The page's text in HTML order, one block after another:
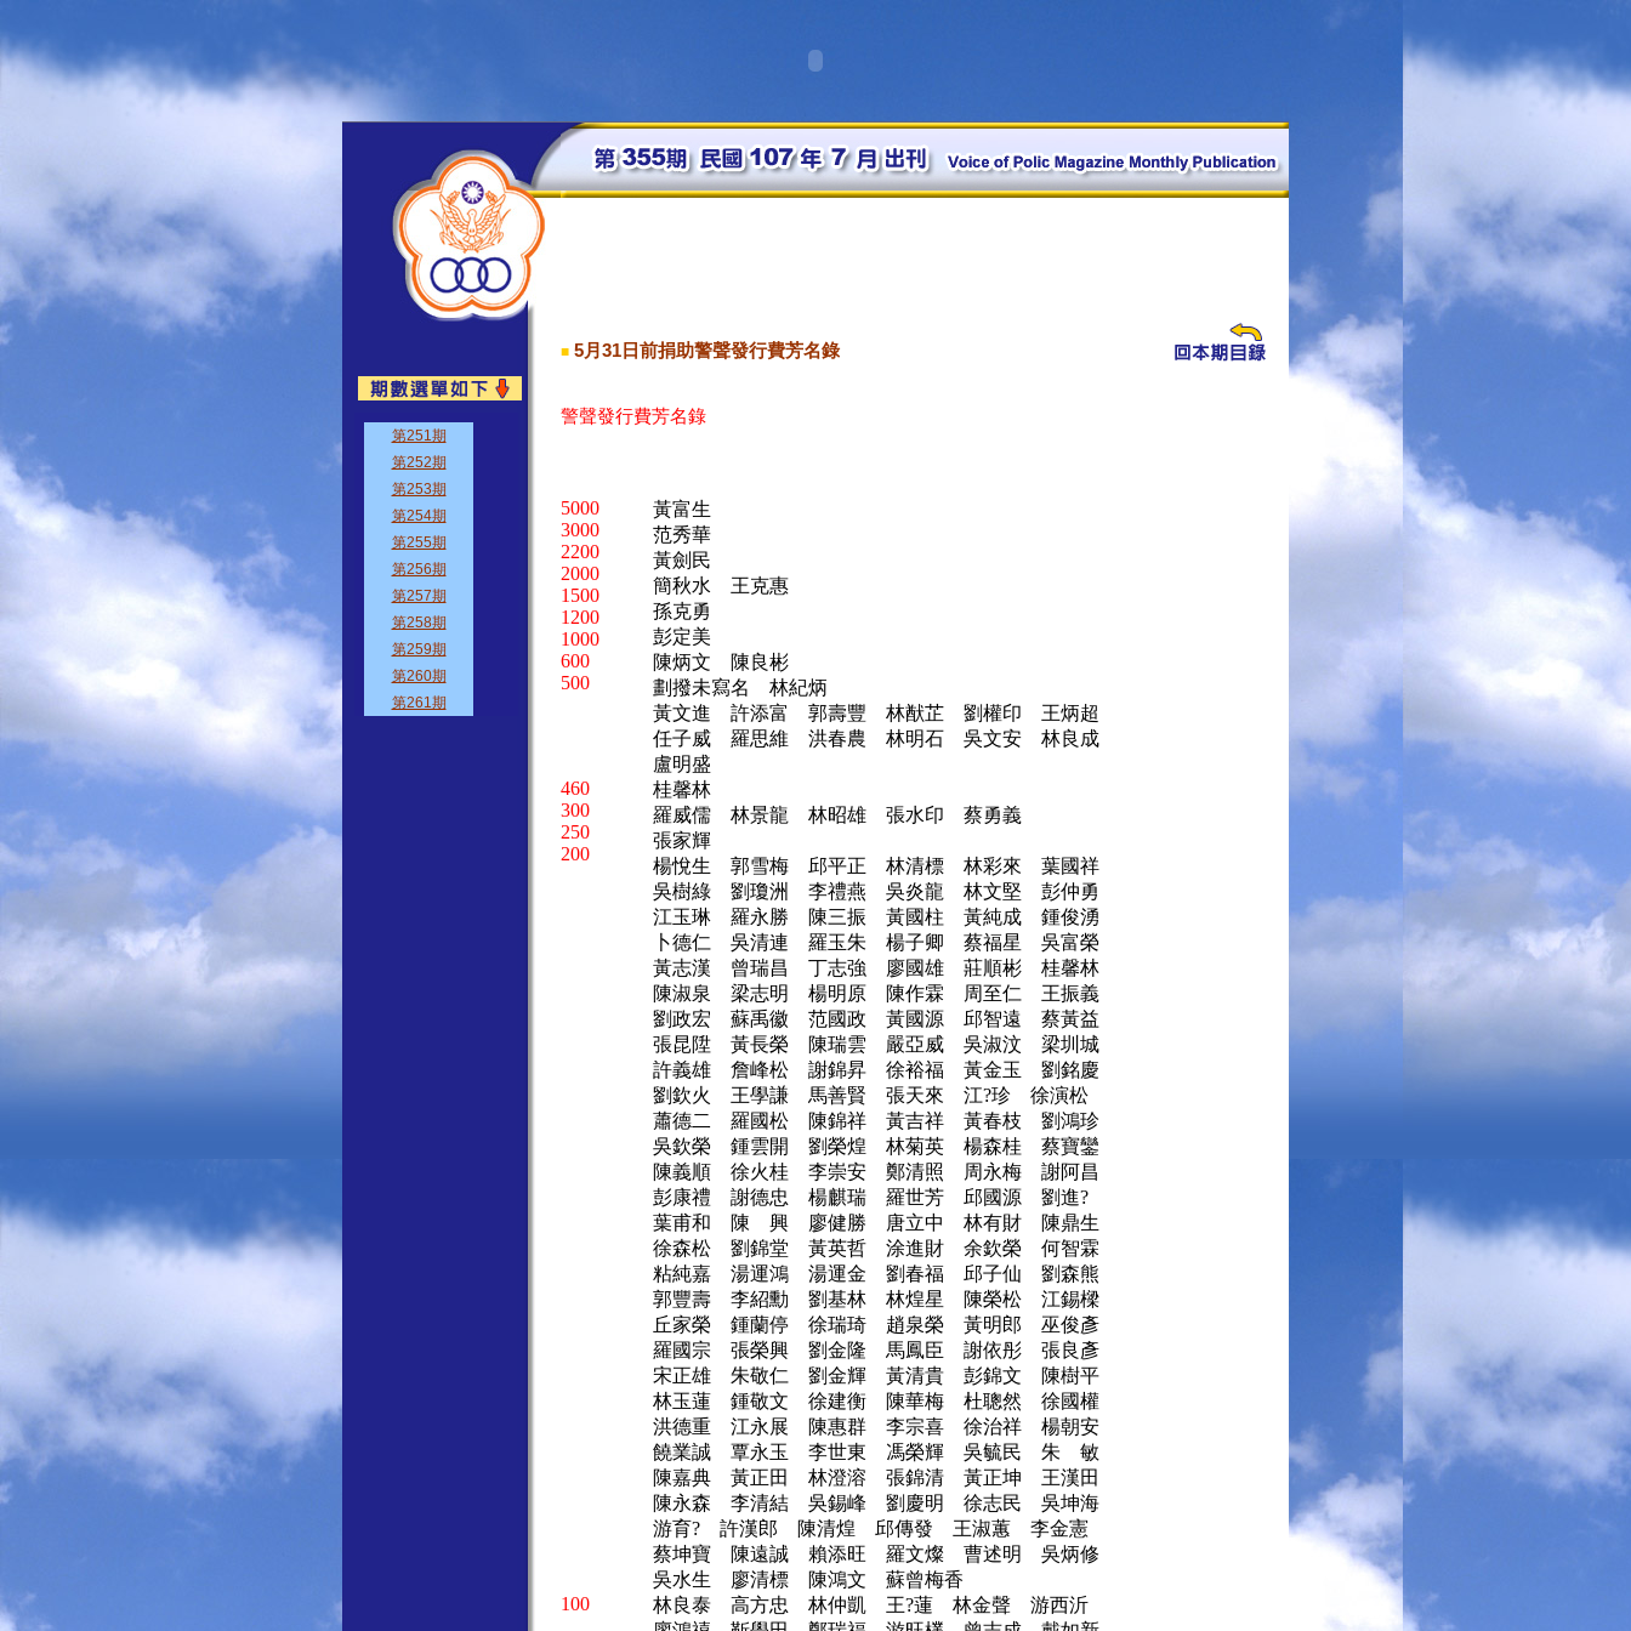
■ 5月31日前捐助警聲發行費芳名錄
警聲發行費芳名錄
5000
3000
2200
2000
1500
1200
1000
600
500
黃富生
范秀華
黃劍民
簡秋水 王克惠
孫克勇
彭定美
陳炳文 陳良彬
劃撥未寫名 林紀炳
黃文進 許添富 郭壽豐 林猷芷 劉權印 王炳超
任子威 羅思維 洪春農 林明石 吳文安 林良成
盧明盛
460
300
250
200
桂馨林
羅威儒 林景龍 林昭雄 張水印 蔡勇義
張家輝
楊悅生 郭雪梅 邱平正 林清標 林彩來 葉國祥
吳樹綠 劉瓊洲 李禮燕 吳炎龍 林文堅 彭仲勇
江玉琳 羅永勝 陳三振 黃國柱 黃純成 鍾俊湧
卜德仁 吳清連 羅玉朱 楊子卿 蔡福星 吳富榮
黃志漢 曾瑞昌 丁志強 廖國雄 莊順彬 桂馨林
陳淑泉 梁志明 楊明原 陳作霖 周至仁 王振義
劉政宏 蘇禹徽 范國政 黃國源 邱智遠 蔡黃益
張昆陞 黃長榮 陳瑞雲 嚴亞威 吳淑汶 梁圳城
許義雄 詹峰松 謝錦昇 徐裕福 黃金玉 劉銘慶
劉欽火 王學謙 馬善賢 張天來 江?珍 徐演松
蕭德二 羅國松 陳錦祥 黃吉祥 黃春枝 劉鴻珍
吳欽榮 鍾雲開 劉榮煌 林菊英 楊森桂 蔡寶鑾
陳義順 徐火桂 李崇安 鄭清照 周永梅 謝阿昌
彭康禮 謝德忠 楊麒瑞 羅世芳 邱國源 劉進?
葉甫和 陳 興 廖健勝 唐立中 林有財 陳鼎生
徐森松 劉錦堂 黃英哲 涂進財 余欽榮 何智霖
粘純嘉 湯運鴻 湯運金 劉春福 邱子仙 劉森熊
郭豐壽 李紹勳 劉基林 林煌星 陳榮松 江錫樑
丘家榮 鍾蘭停 徐瑞琦 趙泉榮 黃明郎 巫俊彥
羅國宗 張榮興 劉金隆 馬鳳臣 謝依彤 張良彥
宋正雄 朱敬仁 劉金輝 黃清貴 彭錦文 陳樹平
林玉蓮 鍾敬文 徐建衡 陳華梅 杜聰然 徐國權
洪德重 江永展 陳惠群 李宗喜 徐治祥 楊朝安
饒業誠 覃永玉 李世東 馮榮輝 吳毓民 朱 敏
陳嘉典 黃正田 林澄溶 張錦清 黃正坤 王漢田
陳永森 李清結 吳錫峰 劉慶明 徐志民 吳坤海
游育? 許漢郎 陳清煌 邱傳發 王淑蕙 李金憲
蔡坤寶 陳遠誠 賴添旺 羅文燦 曹述明 吳炳修
吳水生 廖清標 陳鴻文 蘇曾梅香
100
林良泰 高方忠 林仲凱 王?蓮 林金聲 游西沂